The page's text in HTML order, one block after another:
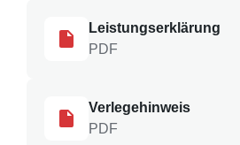
Leistungserklärung
PDF
Verlegehinweis
PDF